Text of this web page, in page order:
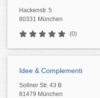
Hackenstr. 5
80331 München
(0)
Idee & Complementi
Sollner Str. 43 B
81479 München